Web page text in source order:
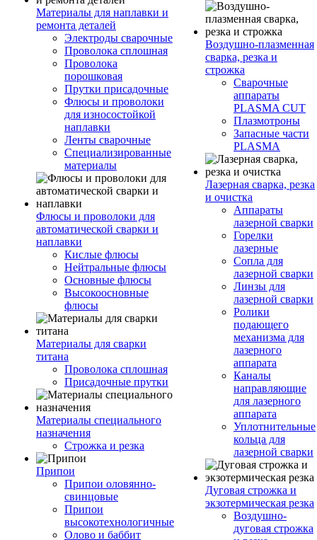
Материалы для наплавки и
ремонта деталей
Электроды сварочные
Проволока сплошная
Проволока
порошковая
Прутки присадочные
Флюсы и проволоки
для износостойкой
наплавки
Ленты сварочные
Специализированные
материалы
Флюсы и проволоки для
автоматической сварки и
наплавки
Кислые флюсы
Нейтральные флюсы
Основные флюсы
Высокоосновные
флюсы
Материалы для сварки
титана
Проволока сплошная
Присадочные прутки
Материалы специального
назначения
Строжка и резка
Припои
Припои оловянно-
свинцовые
Припои
высокотехнологичные
Олово и баббит
Воздушно-плазменная
сварка, резка и
строжка
Сварочные
аппараты
PLASMA CUT
Плазмотроны
Запасные части
PLASMA
Лазерная сварка, резка
и очистка
Аппараты
лазерной сварки
Горелки
лазерные
Сопла для
лазерной сварки
Линзы для
лазерной сварки
Ролики
подающего
механизма для
лазерного
аппарата
Каналы
направляющие
для лазерного
аппарата
Уплотнительные
кольца для
лазерной сварки
Дуговая строжка и
экзотермическая резка
Воздушно-
дуговая строжка